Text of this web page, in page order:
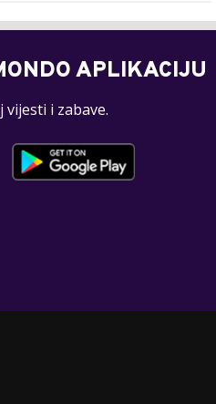
APLIKACIJU
vijesti i zabave.